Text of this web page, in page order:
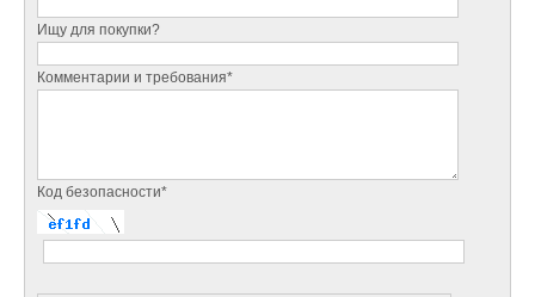
Ищу для покупки?
Комментарии и требования*
Код безопасности*